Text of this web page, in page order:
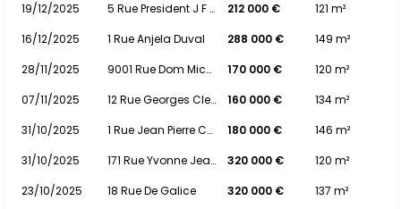
19/12/2025
5 Rue President J F Kennedy 212 000 €
121 m²
16/12/2025
1 Rue Anjela Duval 288 000 €
149 m²
28/11/2025
9001 Rue Dom Michel Le Nobletz 170 000 €
120 m²
07/11/2025
12 Rue Georges Clemenceau 160 000 €
134 m²
31/10/2025
1 Rue Jean Pierre Calloch 180 000 €
146 m²
31/10/2025
171 Rue Yvonne Jean Haffen 320 000 €
120 m²
23/10/2025
18 Rue De Galice 320 000 €
137 m²